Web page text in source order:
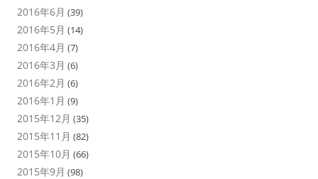
2016年6月 (39)
2016年5月 (14)
2016年4月 (7)
2016年3月 (6)
2016年2月 (6)
2016年1月 (9)
2015年12月 (35)
2015年11月 (82)
2015年10月 (66)
2015年9月 (98)